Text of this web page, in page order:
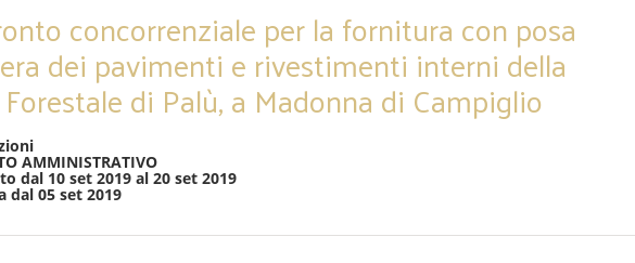
concorrenziale per la fornitura con posa
dei pavimenti e rivestimenti interni della
di Palù, a Madonna di Campiglio
AMMINISTRATIVO
dal 10 set 2019 al 20 set 2019
dal 05 set 2019